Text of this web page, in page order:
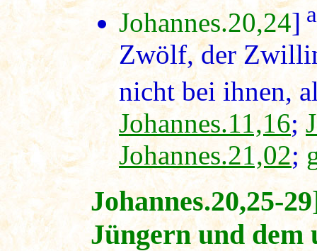
Johannes.20,24] a
Zwölf, der
nicht bei ihnen,
Johannes.11,16;
Johannes.21,02;
Johannes.20,25-
Jüngern und dem